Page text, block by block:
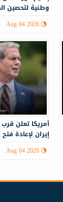
وطنية لتحصين
Aug 04 2026
أمريكا تعلن
إيران لإعادة
Aug 04 2026